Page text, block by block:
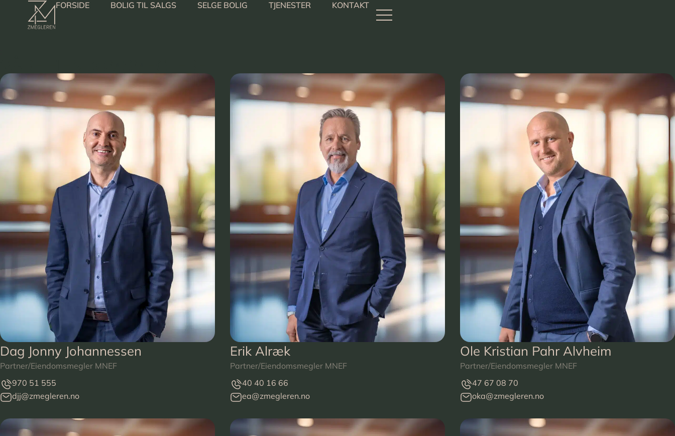
FORSIDE BOLIG TIL SALGS SELGE BOLIG TJENESTER KONTAKT
Dag Jonny Johannessen
Partner/Eiendomsmegler MNEF
970 51 555
djj@zmegleren.no
Erik Alræk
Partner/Eiendomsmegler MNEF
40 40 16 66
ea@zmegleren.no
Ole Kristian Pahr Alvheim
Partner/Eiendomsmegler MNEF
47 67 08 70
oka@zmegleren.no